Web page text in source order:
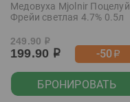
Медовуха Mjolnir Поцелуй
Фрейи светлая 4.7% 0.5л
249.90 р
199.90 р -50р
БРОНИРОВАТЬ